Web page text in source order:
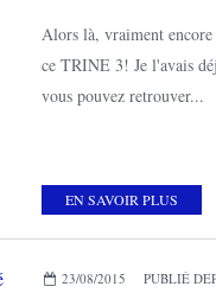
Alors là, vraiment
ce TRINE 3! Je l'avais
vous pouvez retrouver...
EN SAVOIR PLUS
COMBATS,COURSES
23/08/2015 PUBLIÉ